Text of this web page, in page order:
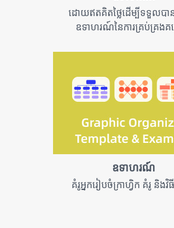
ដោយឥតគិតថ្លៃដើម្បីទទួលបា
ឧទាហរណ៍នៃការគ្រប់គ្រងគ
ឧទាហរណ៍
គំរូអ្នករៀបចំក្រាហ្វិក គំរូ និងវិ